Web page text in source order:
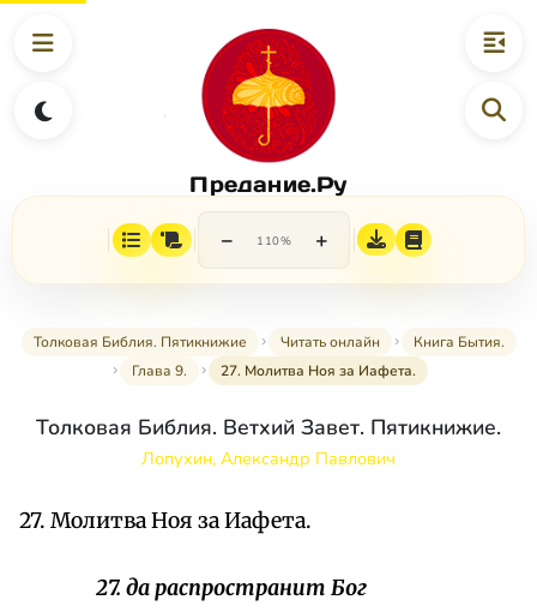
Предание.Ру
− 110% +
Толковая Библия. Пятикнижие Читать онлайн
Книга Бытия.
Глава 9.
27. Молитва Ноя за Иафета.
Толковая Библия. Ветхий Завет. Пятикнижие.
Лопухин, Александр Павлович
27. Молитва Ноя за Иафета.
27. да распространит Бог